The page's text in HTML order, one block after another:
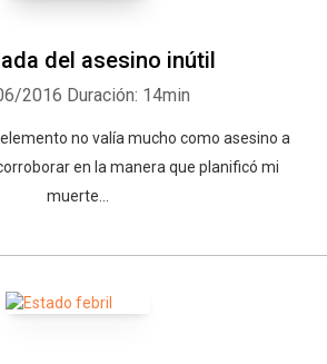
del asesino inútil
2016 Duración: 14min
no valía mucho como asesino a
en la manera que planificó mi
muerte...